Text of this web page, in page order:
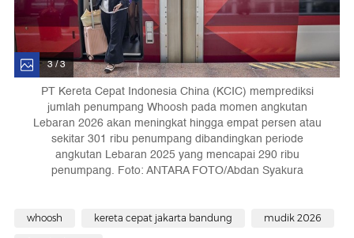
3 / 3
PT Kereta Cepat Indonesia China (KCIC) memprediksi
jumlah penumpang Whoosh pada momen angkutan
Lebaran 2026 akan meningkat hingga empat persen atau
sekitar 301 ribu penumpang dibandingkan periode
angkutan Lebaran 2025 yang mencapai 290 ribu
penumpang. Foto: ANTARA FOTO/Abdan Syakura
whoosh kereta cepat jakarta bandung mudik 2026